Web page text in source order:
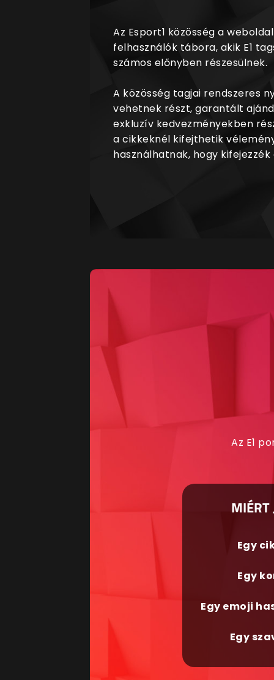
Az Esport1 közösség a
felhasználók tábora, akik E1
számos előnyben részesülnek.
A közösség tagjai rendszeres
vehetnek részt, garantált
exkluzív kedvezményekben
a cikkeknél kifejthetik
használhatnak, hogy
Az E1
MIÉRT
Egy
Egy
Egy emoji
Egy